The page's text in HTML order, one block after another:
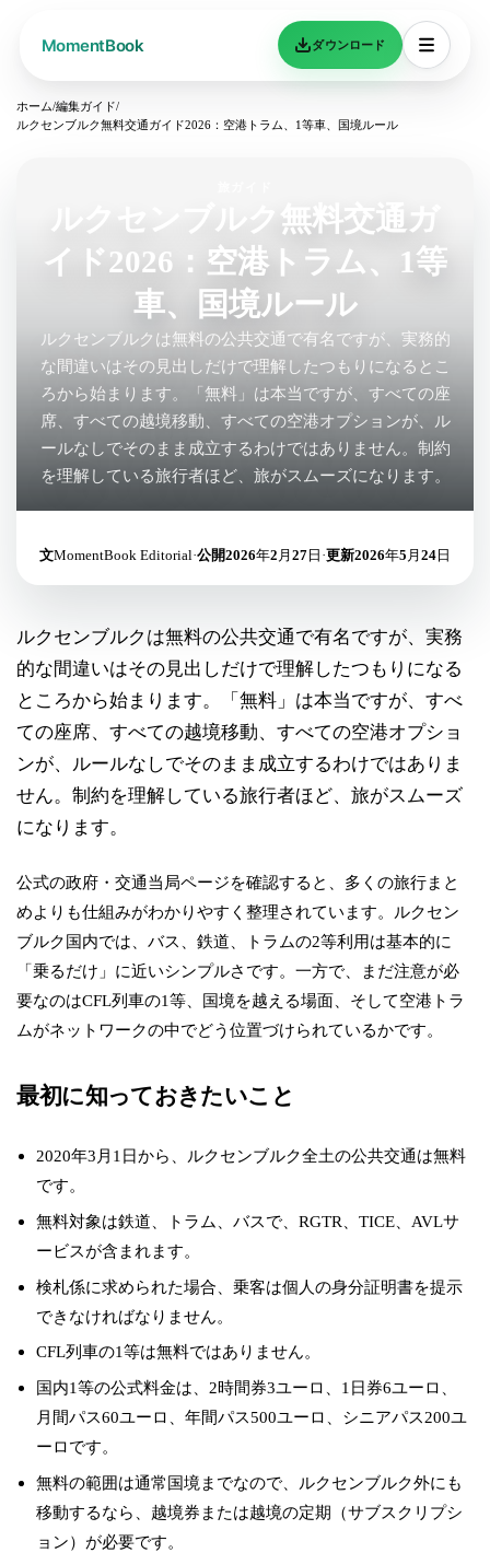
ダウンロード
ホーム/編集ガイド/
ルクセンブルク無料交通ガイド2026：空港トラム、1等車、国境ルール
ルクセンブルク無料交通ガ
イド2026：空港トラム、1等
車、国境ルール
ルクセンブルクは無料の公共交通で有名ですが、実務的
な間違いはその見出しだけで理解したつもりになるとこ
ろから始まります。「無料」は本当ですが、すべての座
席、すべての越境移動、すべての空港オプションが、ル
ールなしでそのまま成立するわけではありません。制約
を理解している旅行者ほど、旅がスムーズになります。
文MomentBook Editorial·公開2026年2月27日 ·更新2026年5月24日
ルクセンブルクは無料の公共交通で有名ですが、実務
的な間違いはその見出しだけで理解したつもりになる
ところから始まります。「無料」は本当ですが、すべ
ての座席、すべての越境移動、すべての空港オプショ
ンが、ルールなしでそのまま成立するわけではありま
せん。制約を理解している旅行者ほど、旅がスムーズ
になります。
公式の政府・交通当局ページを確認すると、多くの旅行まと
めよりも仕組みがわかりやすく整理されています。ルクセン
ブルク国内では、バス、鉄道、トラムの2等利用は基本的に
「乗るだけ」に近いシンプルさです。一方で、まだ注意が必
要なのはCFL列車の1等、国境を越える場面、そして空港トラ
ムがネットワークの中でどう位置づけられているかです。
最初に知っておきたいこと
2020年3月1日から、ルクセンブルク全土の公共交通は無料
です。
無料対象は鉄道、トラム、バスで、RGTR、TICE、AVLサ
ービスが含まれます。
検札係に求められた場合、乗客は個人の身分証明書を提示
できなければなりません。
CFL列車の1等は無料ではありません。
国内1等の公式料金は、2時間券3ユーロ、1日券6ユーロ、
月間パス60ユーロ、年間パス500ユーロ、シニアパス200ユ
ーロです。
無料の範囲は通常国境までなので、ルクセンブルク外にも
移動するなら、越境券または越境の定期（サブスクリプシ
ョン）が必要です。